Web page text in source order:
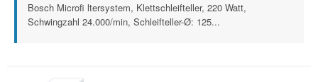
Bosch Microfi ltersystem, Klettschleifteller, 220 Watt,
Schwingzahl 24.000/min, Schleifteller-Ø: 125...